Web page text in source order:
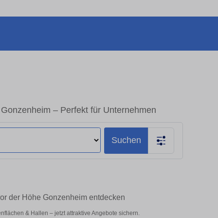
– Perfekt für Unternehmen
Suchen
der Höhe Gonzenheim entdecken
& Hallen – jetzt attraktive Angebote sichern.